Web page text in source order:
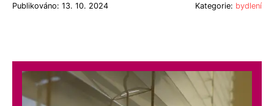
Publikováno: 13. 10. 2024 Kategorie: bydlení